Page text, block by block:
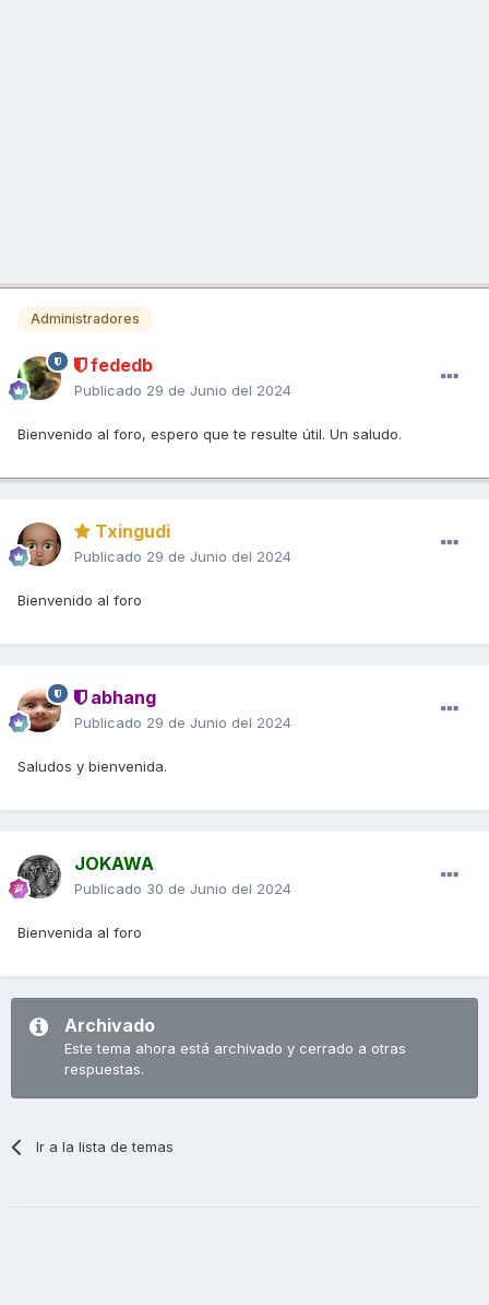
Administradores
fededb
Publicado 29 de Junio del 2024
Bienvenido al foro, espero que te resulte útil. Un saludo.
Txingudi
Publicado 29 de Junio del 2024
Bienvenido al foro
abhang
Publicado 29 de Junio del 2024
Saludos y bienvenida.
JOKAWA
Publicado 30 de Junio del 2024
Bienvenida al foro
Archivado
Este tema ahora está archivado y cerrado a otras
respuestas.
Ir a la lista de temas